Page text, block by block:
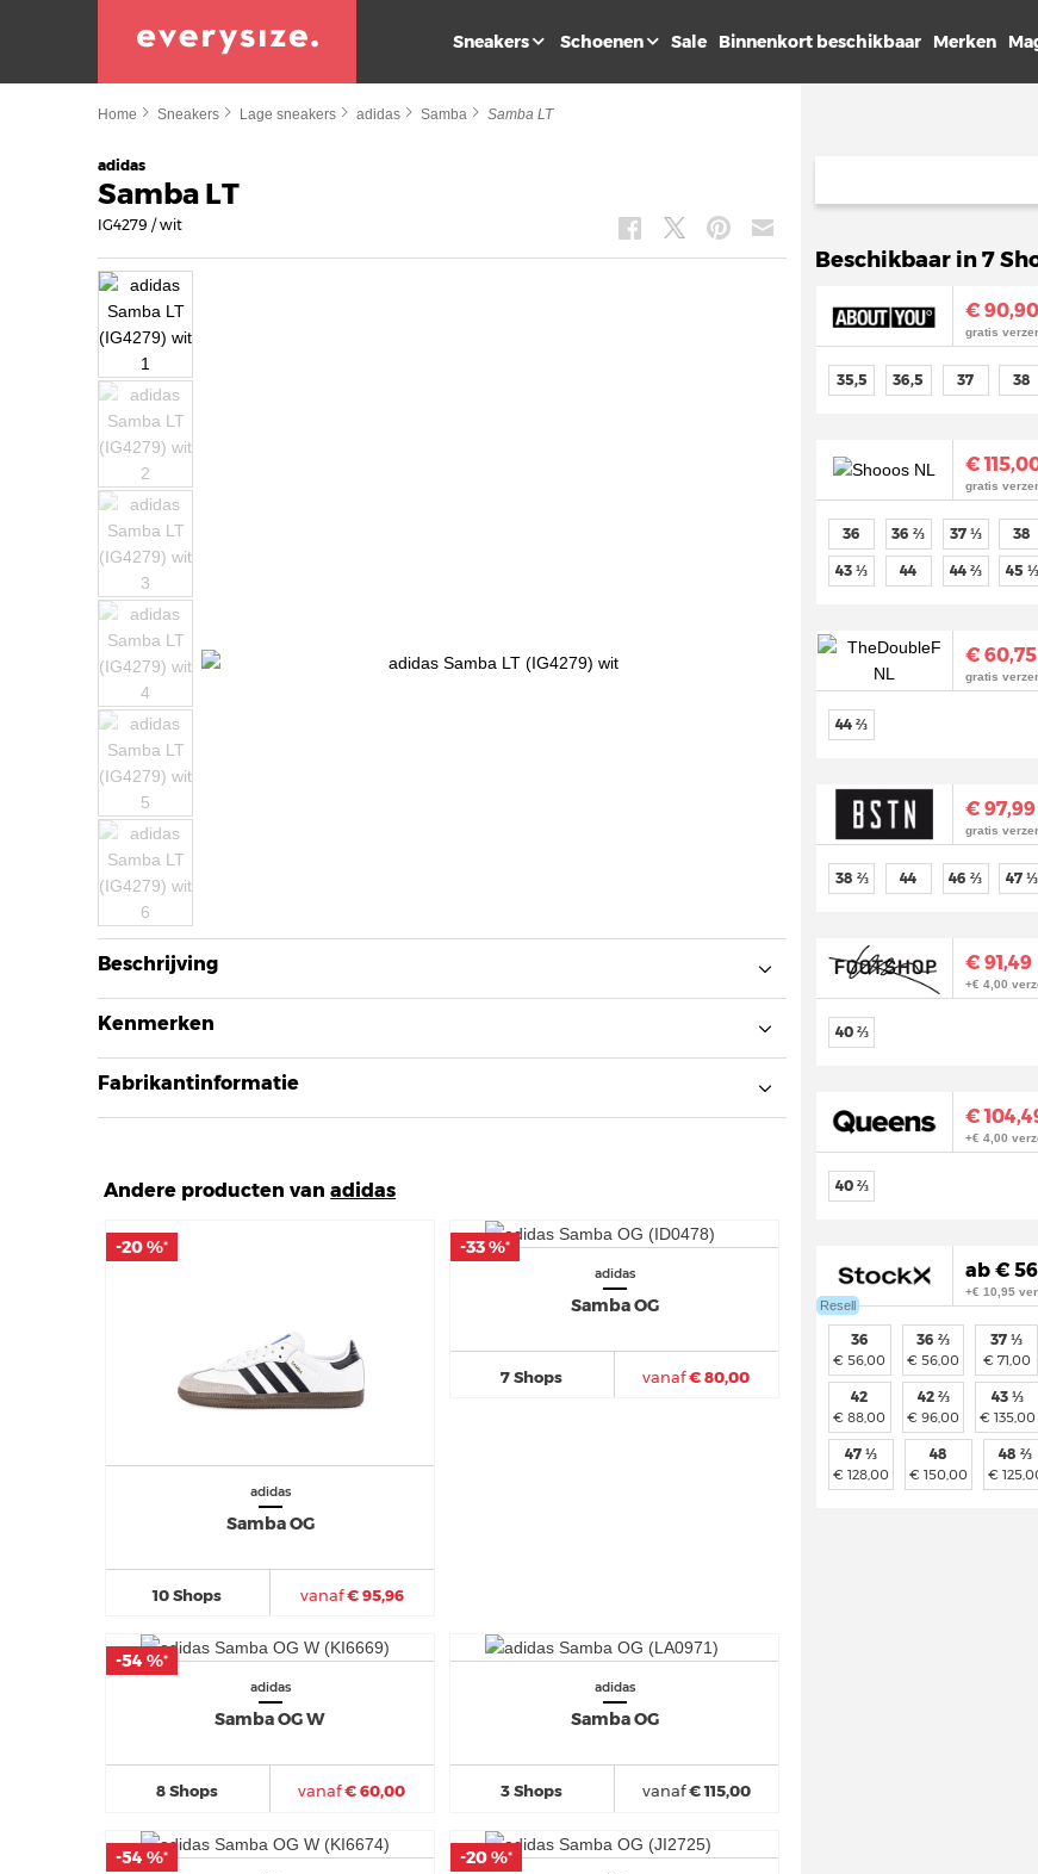
Sneakers Schoenen Sale Binnenkort beschikbaar Merken
Home Sneakers Lage sneakers adidas Samba Samba LT
adidas
Samba LT
IG4279 / wit
Beschrijving
Kenmerken
Fabrikantinformatie
Andere producten vanadidas
adidas
Samba OG
10 Shops vanaf€ 95,96
-20 %*
-20 %*
adidas
Samba OG
7 Shops vanaf€ 80,00
-33 %*
-33 %*
adidas
Samba OG W
8 Shops vanaf€ 60,00
-54 %*
-54 %*
adidas
Samba OG
3 Shops vanaf€ 115,00
-54 %*
-54 %* -20 %*
-20 %*
Beschikbaar in 7
€ 90,90
gratis
35,5 36,5 37 38
€
gratis
36 36 ⅔ 37 ⅓ 38
43 ⅓ 44 44 ⅔ 45 ⅓
€ 60,75
gratis
44 ⅔
€ 97,99
gratis
38 ⅔ 44 46 ⅔ 47 ⅓
€ 91,49
+€ 4,00
40 ⅔
€
+€ 4,00
40 ⅔
Resell
ab €
+€ 10,95
36
€ 56,00
36 ⅔
€ 56,00
37 ⅓
€ 71,00
42
€ 88,00
42 ⅔
€ 96,00
43 ⅓
€ 135,00
47 ⅓
€ 128,00
48
€ 150,00
48 ⅔
€